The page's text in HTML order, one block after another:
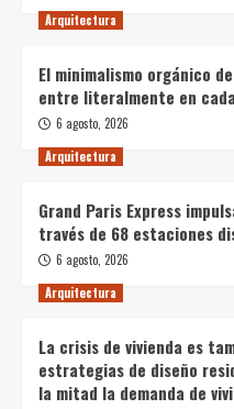
Arquitectura
El minimalismo orgánico
entre literalmente en
6 agosto, 2026
Arquitectura
Grand Paris Express
través de 68 estaciones
6 agosto, 2026
Arquitectura
La crisis de vivienda es
estrategias de diseño
la mitad la demanda de